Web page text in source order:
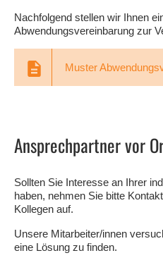
Nachfolgend stellen wir Ihnen
Abwendungsvereinbarung zur
Muster
Ansprechpartner vor
Sollten Sie Interesse an Ihrer
haben, nehmen Sie bitte
Kollegen auf.
Unsere Mitarbeiter/innen
eine Lösung zu finden.